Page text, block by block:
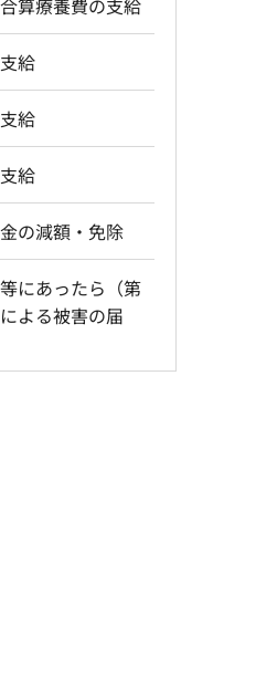
算療養費の支給
給
給
給
の減額・免除
にあったら（第
よる被害の届